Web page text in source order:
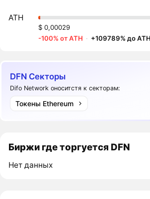
ATH
$ 0,00029
-100% от ATH · +109789% до ATH
DFN Секторы
Difo Network оноситстя к секторам:
Токены Ethereum
Биржи где торгуется DFN
Нет данных